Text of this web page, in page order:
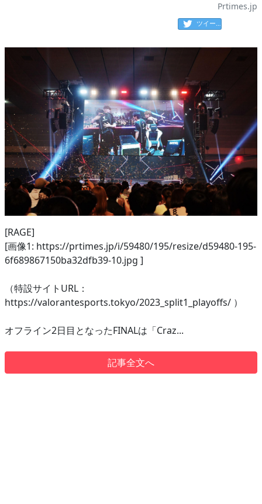
Prtimes.jp
ツイート
[RAGE]
[画像1: https://prtimes.jp/i/59480/195/resize/d59480-195-
6f689867150ba32dfb39-10.jpg ]
（特設サイトURL：
https://valorantesports.tokyo/2023_split1_playoffs/ ）
オフライン2日目となったFINALは「Craz...
記事全文へ